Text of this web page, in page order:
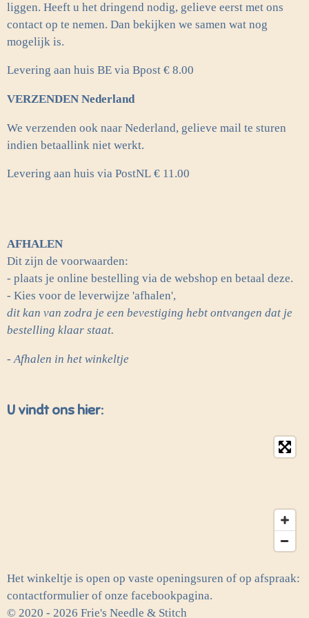
liggen. Heeft u het dringend nodig, gelieve eerst met ons
contact op te nemen. Dan bekijken we samen wat nog
mogelijk is.
Levering aan huis BE via Bpost € 8.00
VERZENDEN Nederland
We verzenden ook naar Nederland, gelieve mail te sturen
indien betaallink niet werkt.
Levering aan huis via PostNL € 11.00
AFHALEN
Dit zijn de voorwaarden:
- plaats je online bestelling via de webshop en betaal deze.
- Kies voor de leverwijze 'afhalen',
dit kan van zodra je een bevestiging hebt ontvangen dat je
bestelling klaar staat.
- Afhalen in het winkeltje
U vindt ons hier:
Het winkeltje is open op vaste openingsuren of op afspraak:
contactformulier of onze facebookpagina.
© 2020 - 2026 Frie's Needle & Stitch